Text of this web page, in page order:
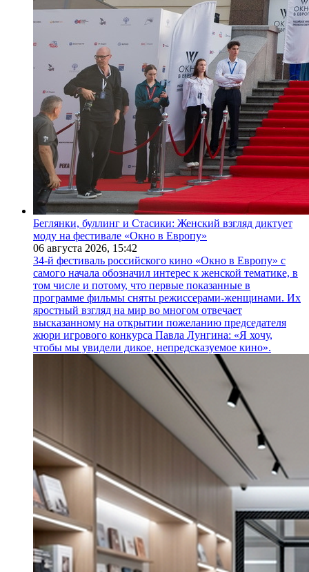
Беглянки, буллинг и Стасики: Женский взгляд диктует
моду на фестивале «Окно в Европу»
06 августа 2026, 15:42
34-й фестиваль российского кино «Окно в Европу» с
самого начала обозначил интерес к женской тематике, в
том числе и потому, что первые показанные в
программе фильмы сняты режиссерами-женщинами. Их
яростный взгляд на мир во многом отвечает
высказанному на открытии пожеланию председателя
жюри игрового конкурса Павла Лунгина: «Я хочу,
чтобы мы увидели дикое, непредсказуемое кино».